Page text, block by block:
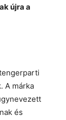
újra a
A márka
és